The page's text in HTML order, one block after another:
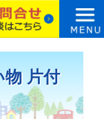
物 片付